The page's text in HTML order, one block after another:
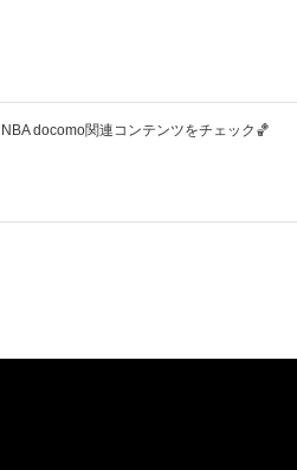
NBA docomo関連コンテンツをチェック🏀